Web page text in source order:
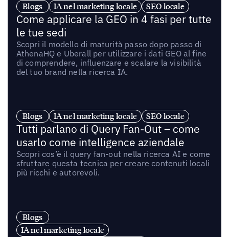
Blogs IA nel marketing locale SEO locale
Come applicare la GEO in 4 fasi per tutte
le tue sedi
Scopri il modello di maturità passo dopo passo di
AthenaHQ e Uberall per utilizzare i dati GEO al fine
di comprendere, influenzare e scalare la visibilità
del tuo brand nella ricerca IA.
Blogs IA nel marketing locale SEO locale
Tutti parlano di Query Fan-Out – come
usarlo come intelligence aziendale
Scopri cos’è il query fan-out nella ricerca AI e come
sfruttare questa tecnica per creare contenuti locali
più ricchi e autorevoli.
Blogs
IA nel marketing locale